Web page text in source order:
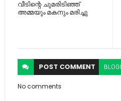
വീടിന്റെ ചുമരിടിഞ്ഞ്
അമ്മയും മകനും മരിച്ചു
POST COMMENT
No comments